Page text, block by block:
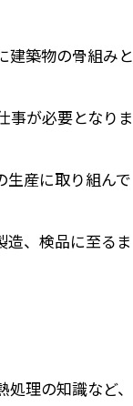
建築物の骨組みと
事が必要となりま
生産に取り組んで
、検品に至るま
理の知識など、